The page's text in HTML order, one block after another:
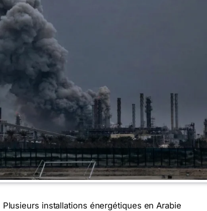
Plusieurs installations énergétiques en Arabie